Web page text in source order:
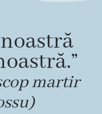
martir